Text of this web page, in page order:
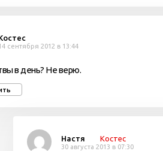
сентября 2012 в 13:44
в день? Не верю.
Настя Костес
30 августа 2013 в 07:30